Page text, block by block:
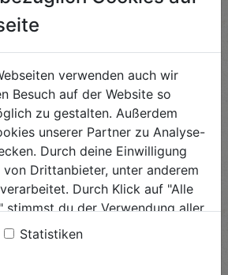
leichter Hitze ca. 5-10 min garen bis
bestreuen und servieren.
Videoanleitung dazu findest du auf
Account.Hier entlang!
Rezepte
verwenden auch wir
Besuch auf der Website so
zu gestalten. Außerdem
unserer Partner zu Analyse-
Durch deine Einwilligung
Drittanbieter, unter anderem
Durch Klick auf "Alle
stimmst du der Verwendung aller
anzeigen" findest du alle
Cookies, du kannst
Cookies du erlauben
Statistiken